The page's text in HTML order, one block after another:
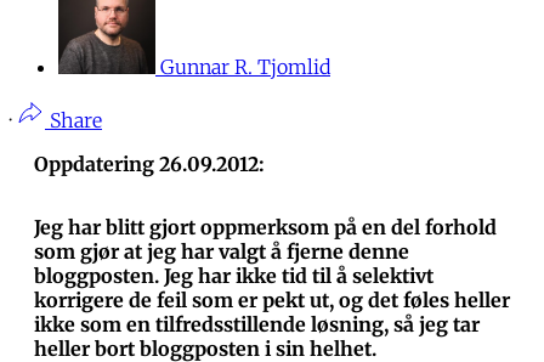
Gunnar R. Tjomlid
·
Share
Oppdatering 26.09.2012:
Jeg har blitt gjort oppmerksom på en del forhold
som gjør at jeg har valgt å fjerne denne
bloggposten. Jeg har ikke tid til å selektivt
korrigere de feil som er pekt ut, og det føles heller
ikke som en tilfredsstillende løsning, så jeg tar
heller bort bloggposten i sin helhet.